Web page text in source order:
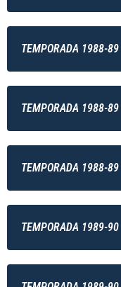
TEMPORADA 1988-89
TEMPORADA 1988-89
TEMPORADA 1988-89
TEMPORADA 1989-90